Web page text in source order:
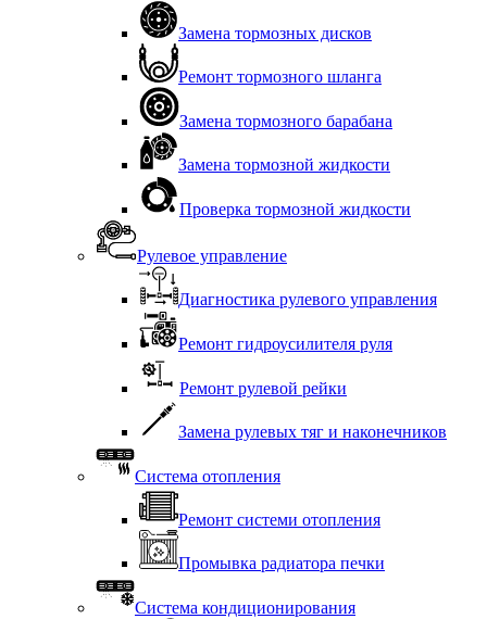
Замена тормозных дисков
Ремонт тормозного шланга
Замена тормозного барабана
Замена тормозной жидкости
Проверка тормозной жидкости
Рулевое управление
Диагностика рулевого управления
Ремонт гидроусилителя руля
Ремонт рулевой рейки
Замена рулевых тяг и наконечников
Система отопления
Ремонт системи отопления
Промывка радиатора печки
Система кондиционирования